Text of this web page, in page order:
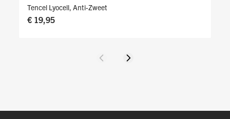
Tencel Lyocell, Anti-Zweet
€ 19,95
Vorige Volgende